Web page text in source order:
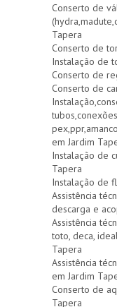
Conserto de
Tapera
Conserto de
Instalação de
Conserto de
Conserto de
em Jardim
Instalação de
Tapera
Instalação de
Assistência
descarga e
Assistência
toto, deca,
Tapera
Assistência
em Jardim
Conserto de
Tapera